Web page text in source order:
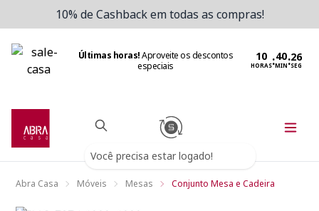
10% de Cashback em todas as compras!
Últimas horas!Aproveite os descontos
especiais
HORAS:MIN:SEG
Você precisa estar logado!
Abra Casa Móveis Mesas Conjunto Mesa e Cadeira